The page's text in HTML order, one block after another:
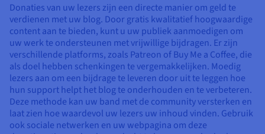
Donaties van uw lezers zijn een directe manier om geld te
verdienen met uw blog. Door gratis kwalitatief hoogwaardige
content aan te bieden, kunt u uw publiek aanmoedigen om
uw werk te ondersteunen met vrijwillige bijdragen. Er zijn
verschillende platforms, zoals Patreon of Buy Me a Coffee, die
als doel hebben schenkingen te vergemakkelijken. Moedig
lezers aan om een bijdrage te leveren door uit te leggen hoe
hun support helpt het blog te onderhouden en te verbeteren.
Deze methode kan uw band met de community versterken en
laat zien hoe waardevol uw lezers uw inhoud vinden. Gebruik
ook sociale netwerken en uw webpagina om deze